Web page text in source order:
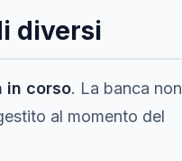
diversi
in corso. La banca non
al momento del